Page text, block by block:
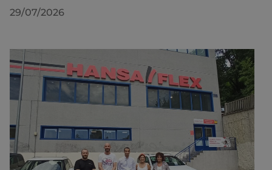
29/07/2026